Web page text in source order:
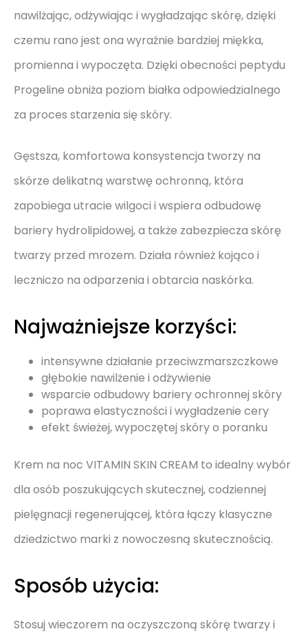
nawilżając, odżywiając i wygładzając skórę, dzięki
czemu rano jest ona wyraźnie bardziej miękka,
promienna i wypoczęta. Dzięki obecności peptydu
Progeline obniża poziom białka odpowiedzialnego
za proces starzenia się skóry.
Gęstsza, komfortowa konsystencja tworzy na
skórze delikatną warstwę ochronną, która
zapobiega utracie wilgoci i wspiera odbudowę
bariery hydrolipidowej, a także zabezpiecza skórę
twarzy przed mrozem. Działa również kojąco i
leczniczo na odparzenia i obtarcia naskórka.
Najważniejsze korzyści:
intensywne działanie przeciwzmarszczkowe
głębokie nawilżenie i odżywienie
wsparcie odbudowy bariery ochronnej skóry
poprawa elastyczności i wygładzenie cery
efekt świeżej, wypoczętej skóry o poranku
Krem na noc VITAMIN SKIN CREAM to idealny wybór
dla osób poszukujących skutecznej, codziennej
pielęgnacji regenerującej, która łączy klasyczne
dziedzictwo marki z nowoczesną skutecznością.
Sposób użycia:
Stosuj wieczorem na oczyszczoną skórę twarzy i